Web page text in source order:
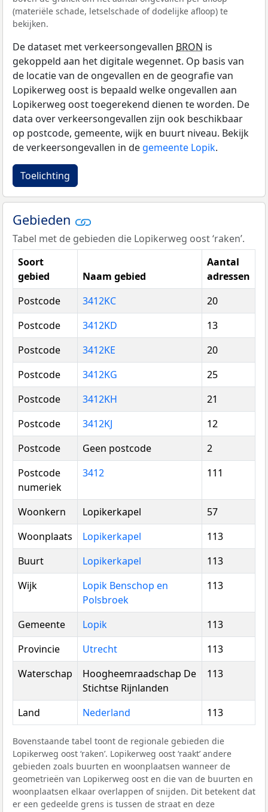
(materiële schade, letselschade of dodelijke afloop) te
bekijken.
De dataset met verkeersongevallen BRON is
gekoppeld aan het digitale wegennet. Op basis van
de locatie van de ongevallen en de geografie van
Lopikerweg oost is bepaald welke ongevallen aan
Lopikerweg oost toegerekend dienen te worden. De
data over verkeersongevallen zijn ook beschikbaar
op postcode, gemeente, wijk en buurt niveau. Bekijk
de verkeersongevallen in de gemeente Lopik.
Toelichting
Gebieden
Tabel met de gebieden die Lopikerweg oost ‘raken’.
Soort
gebied
Naam gebied
Aantal
adressen
Postcode
3412KC
20
Postcode
3412KD
13
Postcode
3412KE
20
Postcode
3412KG
25
Postcode
3412KH
21
Postcode
3412KJ
12
Postcode
Geen postcode
2
Postcode
numeriek
3412 111
Woonkern Lopikerkapel
57
Woonplaats
Lopikerkapel
113
Buurt
Lopikerkapel
113
Wijk
Lopik Benschop en
Polsbroek
113
Gemeente Lopik
113
Provincie
Utrecht
113
Waterschap
Hoogheemraadschap De
Stichtse Rijnlanden
113
Land Nederland 113
Bovenstaande tabel toont de regionale gebieden die
Lopikerweg oost ‘raken’. Lopikerweg oost ‘raakt’ andere
gebieden zoals buurten en woonplaatsen wanneer de
geometrieën van Lopikerweg oost en die van de buurten en
woonplaatsen elkaar overlappen of snijden. Dit betekent dat
er een gedeelde grens is tussen de straat en deze